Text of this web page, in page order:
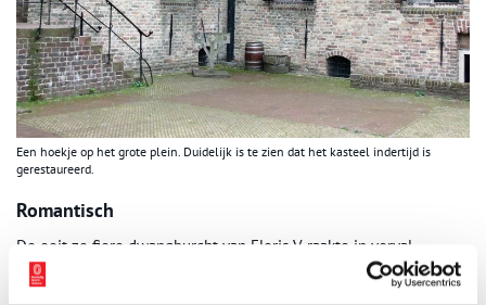
Een hoekje op het grote plein. Duidelijk is te zien dat het kasteel indertijd is
gerestaureerd.
Romantisch
De ooit zo fiere dwangburcht van Floris V raakte in verval.
Midden 19e eeuw gingen er dan ook stemmen op om de hele
handel te slopen. Koning Willem II verzette zich daartegen en